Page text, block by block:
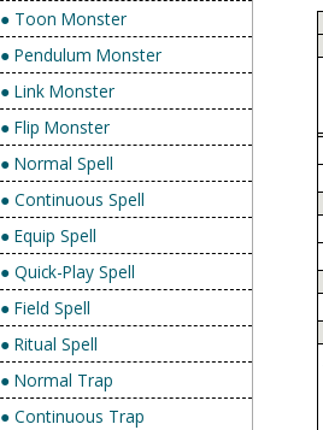
● Toon Monster
● Pendulum Monster
● Link Monster
● Flip Monster
● Normal Spell
● Continuous Spell
● Equip Spell
● Quick-Play Spell
● Field Spell
● Ritual Spell
● Normal Trap
● Continuous Trap